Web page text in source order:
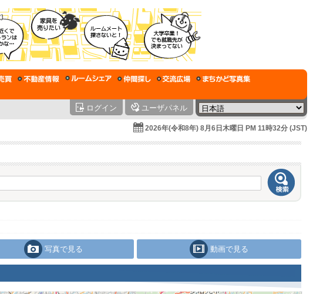
ログイン ユーザパネル
2026年(令和8年) 8月6日木曜日 PM 11時32分 (JST)
写真で見る 動画で見る